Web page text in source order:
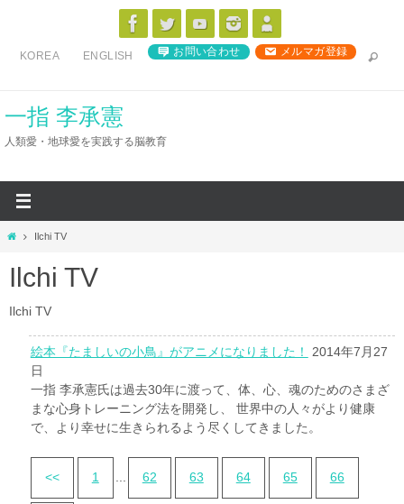
ス
KOREA ENGLISH お問い合わせ メルマガ登録
一指 李承憲
人類愛・地球愛を実践する脳教育
ホ
ム
Ilchi TV
Ilchi TV
Ilchi TV
絵本『たましいの小鳥』がアニメになりました！
2014年7月27
日
一指 李承憲氏は過去30年に渡って、体、心、魂のためのさまざ
まな心身トレーニング法を開発し、 世界中の人々がより健康
で、より幸せに生きられるよう尽くしてきました。
<< 1 ... 62 63 64 65 66